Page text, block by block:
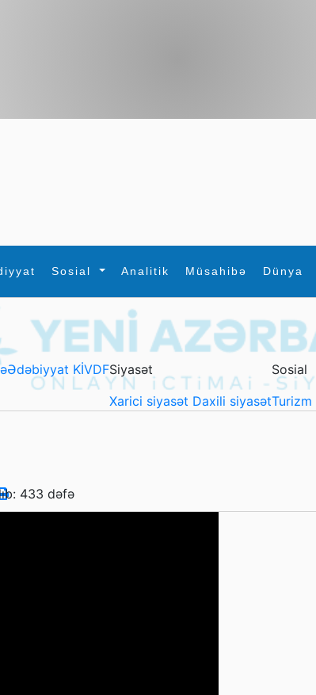
Sosial Analitik Müsahibə Dünya
Ədəbiyyat KİVDFSiyasət
Xarici siyasət Daxili siyasət
Sosial
Turizm
433 dəfə